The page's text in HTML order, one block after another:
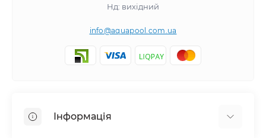
Нд: вихідний
info@aquapool.com.ua
Інформація